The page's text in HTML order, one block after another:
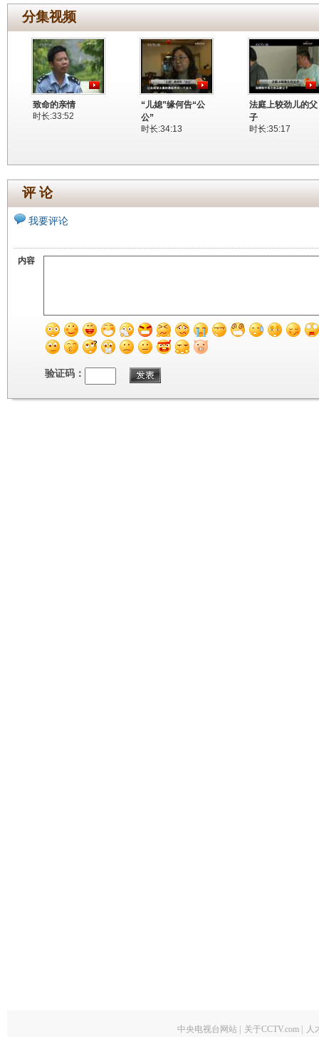
分集视频
致命的亲情
时长:33:52
“儿媳”缘何告“公
公”
时长:34:13
法庭上较劲儿的父
子
时长:35:17
评 论
我要评论
内容
验证码：
中央电视台网站 关于CCTV.com 人